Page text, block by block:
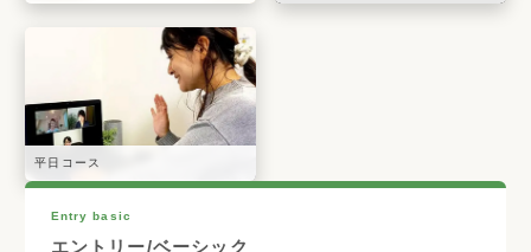
平日コース
Entry basic
エントリー/ベーシック